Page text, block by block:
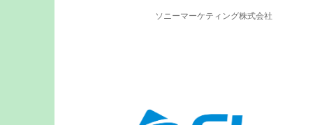
ソニーマーケティング株式会社